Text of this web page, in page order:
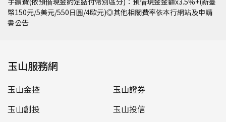
幣150元/5美元/550日圓/4歐元)◎其他相關費率依本行網站及申請
書公告
玉山服務網
玉山金控
玉山證券
玉山創投
玉山投信